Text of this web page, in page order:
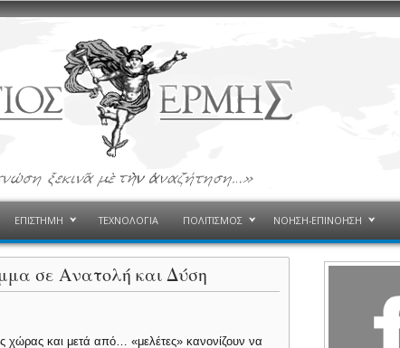
ΕΠΙΣΤΗΜΗ ΤΕΧΝΟΛΟΓΙΑ ΠΟΛΙΤΙΣΜΟΣ ΝΟΗΣΗ-ΕΠΙΝΟΗΣΗ
σε Ανατολή και Δύση
χώρας και μετά από… «μελέτες» κανονίζουν να